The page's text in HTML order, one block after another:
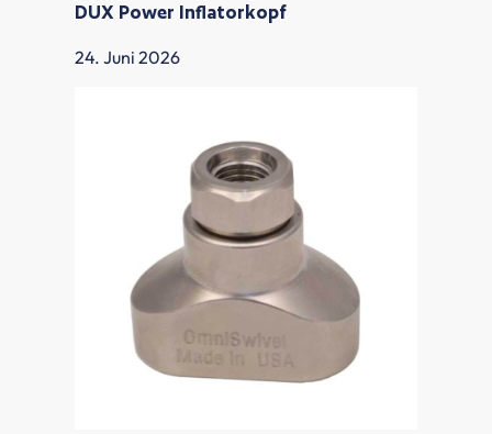
DUX Power Inflatorkopf
24. Juni 2026